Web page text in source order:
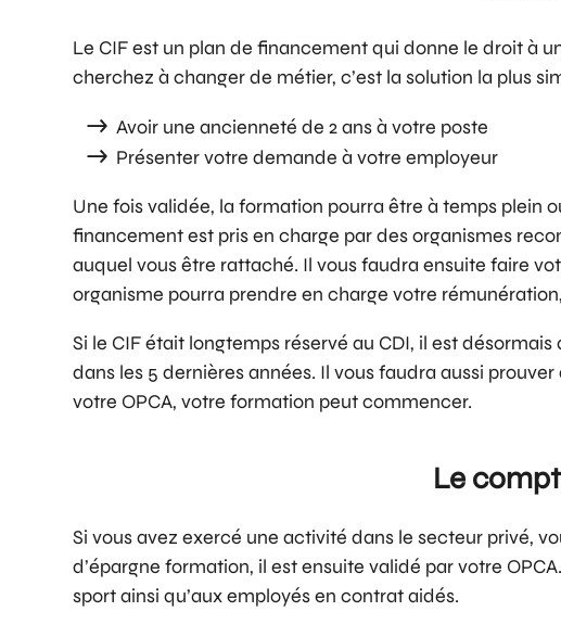
Le CIF est un plan de financement qui donne le droit à
cherchez à changer de métier, c’est la solution la plus
Avoir une ancienneté de 2 ans à votre poste
Présenter votre demande à votre employeur
Une fois validée, la formation pourra être à temps plein
financement est pris en charge par des organismes
auquel vous être rattaché. Il vous faudra ensuite faire
organisme pourra prendre en charge votre
Si le CIF était longtemps réservé au CDI, il est
dans les 5 dernières années. Il vous faudra aussi
votre OPCA, votre formation peut commencer.
Le
Si vous avez exercé une activité dans le secteur privé,
d’épargne formation, il est ensuite validé par votre
sport ainsi qu’aux employés en contrat aidés.